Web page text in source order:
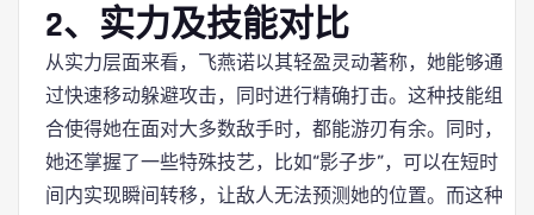
2、实力及技能对比
从实力层面来看，飞燕诺以其轻盈灵动著称，她能够通
过快速移动躲避攻击，同时进行精确打击。这种技能组
合使得她在面对大多数敌手时，都能游刃有余。同时，
她还掌握了一些特殊技艺，比如“影子步”，可以在短时
间内实现瞬间转移，让敌人无法预测她的位置。而这种